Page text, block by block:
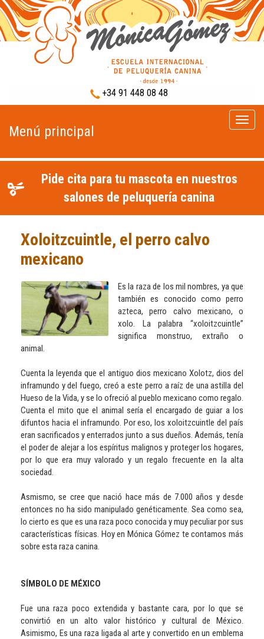
+34 91 448 08 48
Menú
Menú principal
Pide cita para tu mascota en nuestros
salones de peluquería canina
Xoloitzcuintle, el perro calvo
mexicano
Es la raza de los mil nombres, ya que
también es conocido como perro
azteca, perro calvo mexicano, o
xolo. La palabra “xoloitzcuintle”
significa monstruo, extraño o
animal.
Cuenta la leyenda que el antiguo dios mexicano Xolotz, dios del
inframundo y del fuego, creó a este perro a raíz de una astilla del
Hueso de la Vida, y se lo ofreció al pueblo mexicano como regalo.
Cuenta el mito que el animal sería el encargado de guiar a los
difuntos hacia el inframundo. Por eso, los xoloitzcuintle del país
eran sacrificados y enterrados junto a sus dueños. Además, tenía
el poder de alejar a los espíritus malignos y proteger los hogares,
por lo que era muy valorado y un regalo frecuente en la alta
sociedad.
Asmismo, se cree que nació hace más de 7.000 años y desde
entonces no ha sido manipulado genéticamente. Sea como sea,
lo cierto es que es una raza poco conocida y muy peculiar por sus
características físicas. Hoy en Mónica Gómez te contamos más
sobre esta raza canina.
SÍMBOLO DE MÉXICO
Fue una raza poco extendida y bastante cara, por lo que se
convirtió en un alto valor histórico y cultural de México.
Asimismo, Es una raza ligada al arte y convertido en un emblema